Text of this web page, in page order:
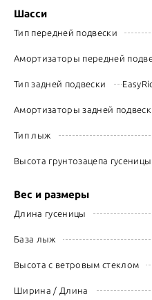
Шасси
Тип передней подвески
Амортизаторы передней
Тип задней подвески
Амортизаторы задней
Тип лыж
Высота грунтозацепа гусеницы
Вес и размеры
Длина гусеницы
База лыж
Высота с ветровым стеклом
Ширина / Длина